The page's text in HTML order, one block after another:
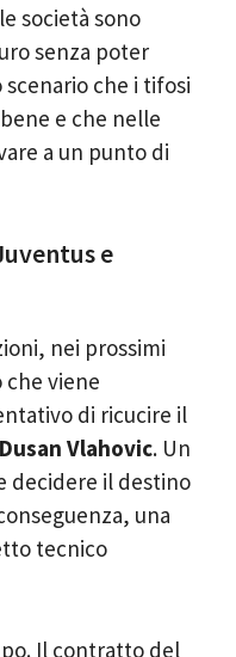
società sono
senza poter
che i tifosi
e che nelle
a un punto di
e
nei prossimi
che viene
di ricucire il
Dusan Vlahovic. Un
decidere il destino
una
tecnico
Il contratto del